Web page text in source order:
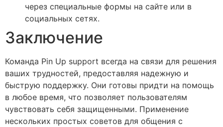
через специальные формы на сайте или в
социальных сетях.
Заключение
Команда Pin Up support всегда на связи для решения
ваших трудностей, предоставляя надежную и
быструю поддержку. Они готовы придти на помощь
в любое время, что позволяет пользователям
чувствовать себя защищенными. Применение
нескольких простых советов для общения с